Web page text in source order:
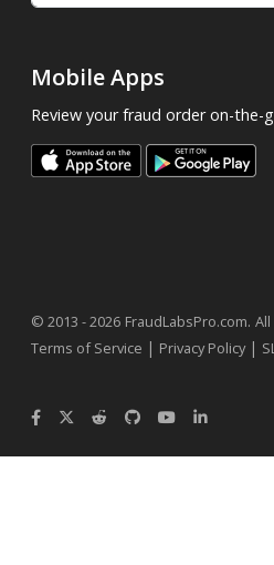
Mobile Apps
Review your fraud order on-the-
© 2013 - 2026 FraudLabsPro.com.
Terms of Service | Privacy Policy|